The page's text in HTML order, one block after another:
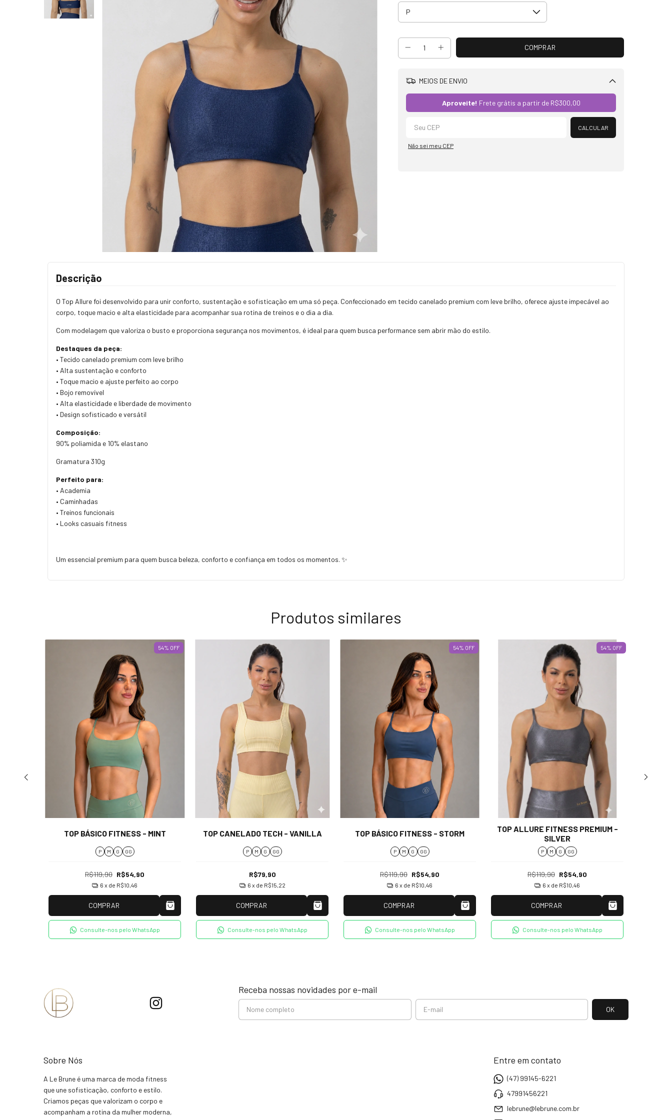
MEIOS DE ENVIO
Aproveite! Frete grátis a partir de R$300,00
CALCULAR
Não sei meu CEP
Descrição
O Top Allure foi desenvolvido para unir conforto, sustentação e sofisticação em uma só peça. Confeccionado em tecido canelado premium com leve brilho, oferece ajuste impecável ao
corpo, toque macio e alta elasticidade para acompanhar sua rotina de treinos e o dia a dia.
Com modelagem que valoriza o busto e proporciona segurança nos movimentos, é ideal para quem busca performance sem abrir mão do estilo.
Destaques da peça:
• Tecido canelado premium com leve brilho
• Alta sustentação e conforto
• Toque macio e ajuste perfeito ao corpo
• Bojo removível
• Alta elasticidade e liberdade de movimento
• Design sofisticado e versátil
Composição:
90% poliamida e 10% elastano
Gramatura 310g
Perfeito para:
• Academia
• Caminhadas
• Treinos funcionais
• Looks casuais fitness
Um essencial premium para quem busca beleza, conforto e confiança em todos os momentos. ✨
Produtos similares
54% OFF
TOP BÁSICO FITNESS - MINT
P M G GG
R$119,90 R$54,90
6 x de R$10,46
COMPRAR
Consulte-nos pelo WhatsApp
TOP CANELADO TECH - VANILLA
P M G GG
R$79,90
6 x de R$15,22
COMPRAR
Consulte-nos pelo WhatsApp
54% OFF
TOP BÁSICO FITNESS - STORM
P M G GG
R$119,90 R$54,90
6 x de R$10,46
COMPRAR
Consulte-nos pelo WhatsApp
54% OFF
TOP ALLURE FITNESS PREMIUM -
SILVER
P M G GG
R$119,90 R$54,90
6 x de R$10,46
COMPRAR
Consulte-nos pelo WhatsApp
Receba nossas novidades por e-mail
Sobre Nós
A Le Brune é uma marca de moda fitness
que une sofisticação, conforto e estilo.
Criamos peças que valorizam o corpo e
acompanham a rotina da mulher moderna,
Entre em contato
(47) 99145-6221
47991456221
lebrune@lebrune.com.br